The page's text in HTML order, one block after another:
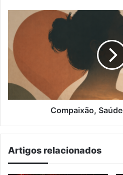
Compaixão,
Saúde
Bem-
Estar!
Compaixão,
Artigos relacionados